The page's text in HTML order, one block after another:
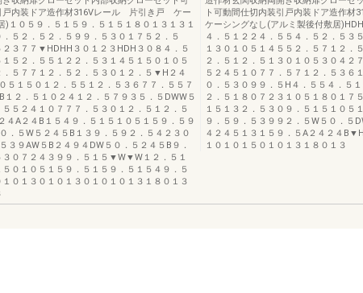
戸内装ドア造作材316Vレール 片引き戸 ケー
)１０５９．５１５９．５１５１８０１３１３１
．５２．５２．５９９．５３０１７５２．５
２３７７▼HDHH３０１２３HDH３０８４．５
１５２．５５１２２．５３１４５１５０１０５
．５７７１２．５２．５３０１２．５▼H２４
５１５０１２．５５１２．５３６７７．５５７
１２．５１０２４１２．５７９３５．５DWW５
５５２４１０７７７．５３０１２．５１２．５
A２４B１５４９．５１５１０５１５９．５９
．５W５２４５B１３９．５９２．５４２３０
３９AW５B２４９４DW５０．５２４５B９．
３０７２４３９９．５１５▼W▼W１２．５１
５０１０５１５９．５１５９．５１５４９．５
１０１３０１０１３０１０１０１３１８０１３
ト可動間仕切内装引戸内装ドア造作
ケーシングなし(アルミ製後付敷居
４．５１２２４．５５４．５２．５３
１３０１０５１４５５２．５７１２．
２．５１２．５１３０１０５３０４２
５２４５１０７７．５７１２．５３６
０．５３０９９．５H４．５５４．５
２．５１８０７２３１０５１８０１７
１５１３２．５３０９．５１５１０５
９．５９．５３９９２．５W５０．５
４２４５１３１５９．５A２４２４
１０１０１５０１０１３１８０１３